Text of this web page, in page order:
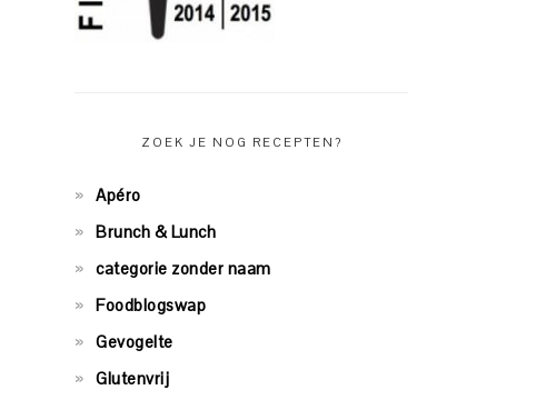
ZOEK JE NOG RECEPTEN?
Apéro
Brunch & Lunch
categorie zonder naam
Foodblogswap
Gevogelte
Glutenvrij